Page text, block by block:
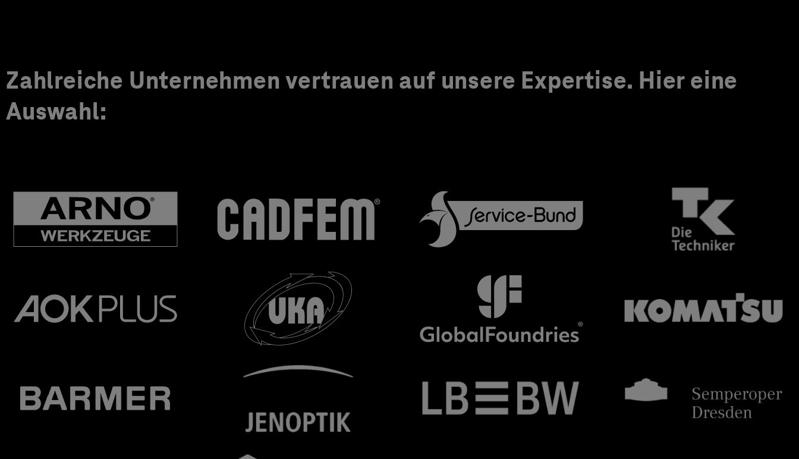
Zahlreiche Unternehmen vertrauen auf unsere Expertise. Hier eine
Auswahl: